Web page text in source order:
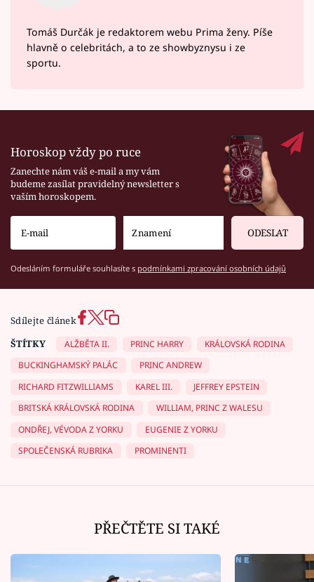
Tomáš Durčák je redaktorem webu Prima ženy. Píše
hlavně o celebritách, a to ze showbyznysu i ze
sportu.
Horoskop vždy po ruce
Zanechte nám váš e-mail a my vám
budeme zasílat pravidelný newsletter s
vaším horoskopem.
ODESLAT
Odesláním formuláře souhlasíte s podmínkami zpracování osobních údajů
Sdílejte článek
ŠTÍTKY
ALŽBĚTA II. PRINC HARRY
KRÁLOVSKÁ RODINA
BUCKINGHAMSKÝ PALÁC
PRINC ANDREW
RICHARD FITZWILLIAMS
KAREL III.
JEFFREY EPSTEIN
BRITSKÁ KRÁLOVSKÁ RODINA
WILLIAM, PRINC Z WALESU
ONDŘEJ, VÉVODA Z YORKU
EUGENIE Z YORKU
SPOLEČENSKÁ RUBRIKA
PROMINENTI
PŘEČTĚTE SI TAKÉ